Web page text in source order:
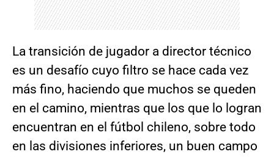
La transición de jugador a director técnico
es un desafío cuyo filtro se hace cada vez
más fino, haciendo que muchos se queden
en el camino, mientras que los que lo logran
encuentran en el fútbol chileno, sobre todo
en las divisiones inferiores, un buen campo